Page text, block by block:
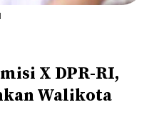
X DPR-RI,
Walikota